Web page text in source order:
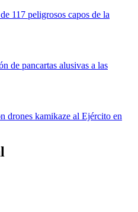
117 peligrosos capos de la
de pancartas alusivas a las
drones kamikaze al Ejército en